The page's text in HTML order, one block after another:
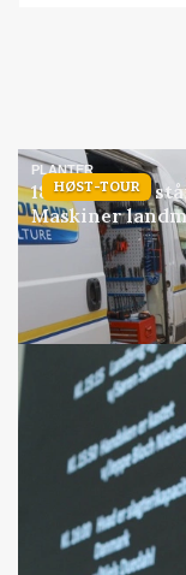
HØST-TOUR
PLANTER
18 montører
Maskiner